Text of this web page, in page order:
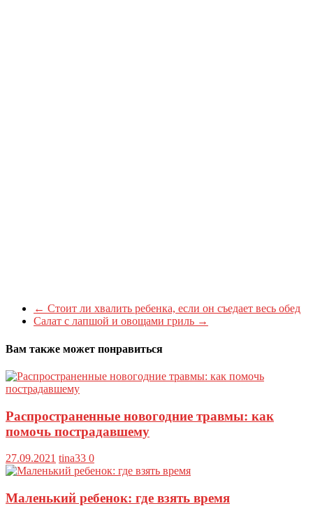
← Стоит ли хвалить ребенка, если он съедает весь обед
Салат с лапшой и овощами гриль →
Вам также может понравиться
Распространенные новогодние травмы: как
помочь пострадавшему
27.09.2021 tina33 0
Маленький ребенок: где взять время